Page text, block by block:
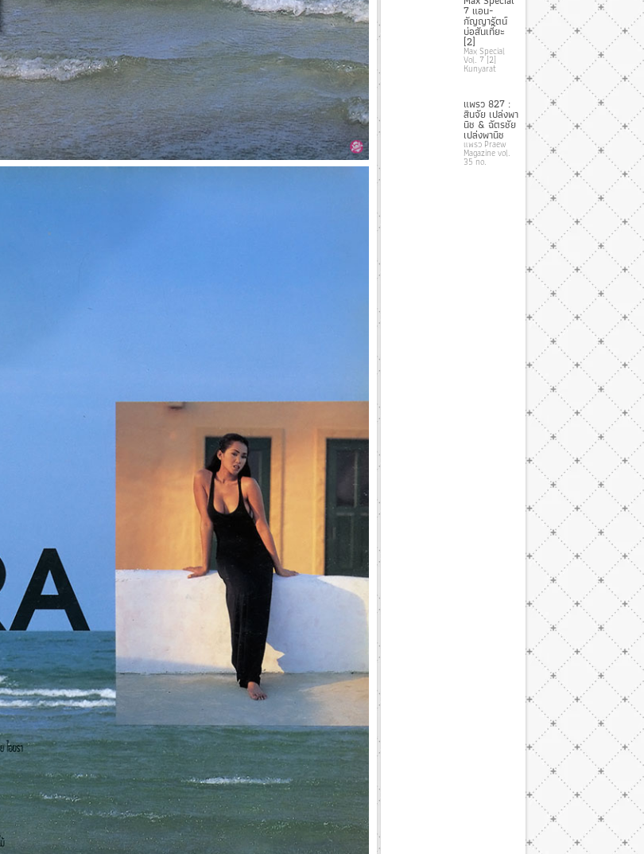
7 แอน-
กัญญารัตน์
บ่อสันเที๊ยะ
[2]
Max Special
Vol. 7 [2]
Kunyarat
แพรว 827 :
สินจัย เปล่งพา
นิช & ฉัตรชัย
เปล่งพานิช
แพรว Praew
Magazine vol.
35 no.